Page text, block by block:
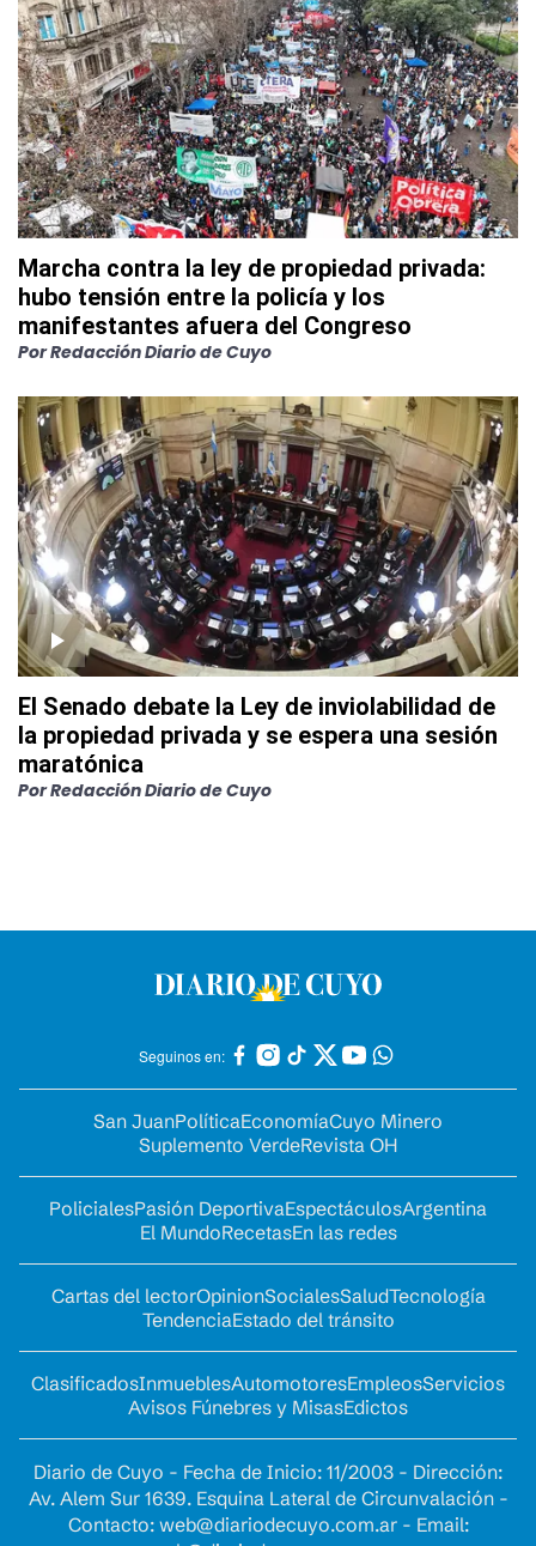
Marcha contra la ley de propiedad privada:
hubo tensión entre la policía y los
manifestantes afuera del Congreso
PorRedacción Diario de Cuyo
El Senado debate la Ley de inviolabilidad de
la propiedad privada y se espera una sesión
maratónica
PorRedacción Diario de Cuyo
Seguinos en:
San JuanPolíticaEconomíaCuyo Minero
Suplemento VerdeRevista OH
PolicialesPasión DeportivaEspectáculosArgentina
El MundoRecetasEn las redes
Cartas del lectorOpinionSocialesSaludTecnología
TendenciaEstado del tránsito
ClasificadosInmueblesAutomotoresEmpleosServicios
Avisos Fúnebres y MisasEdictos
Diario de Cuyo - Fecha de Inicio: 11/2003 - Dirección:
Av. Alem Sur 1639. Esquina Lateral de Circunvalación -
Contacto: web@diariodecuyo.com.ar- Email: